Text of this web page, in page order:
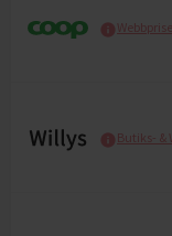
Butiks- &